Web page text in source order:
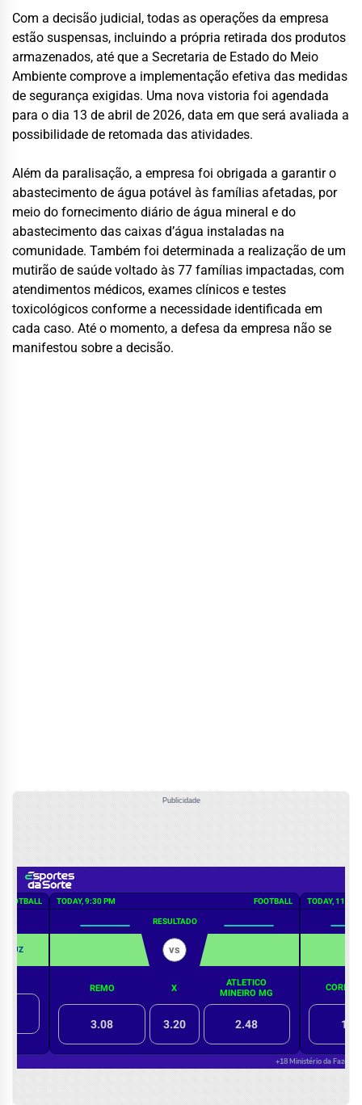
Com a decisão judicial, todas as operações da empresa
estão suspensas, incluindo a própria retirada dos produtos
armazenados, até que a Secretaria de Estado do Meio
Ambiente comprove a implementação efetiva das medidas
de segurança exigidas. Uma nova vistoria foi agendada
para o dia 13 de abril de 2026, data em que será avaliada a
possibilidade de retomada das atividades.
Além da paralisação, a empresa foi obrigada a garantir o
abastecimento de água potável às famílias afetadas, por
meio do fornecimento diário de água mineral e do
abastecimento das caixas d’água instaladas na
comunidade. Também foi determinada a realização de um
mutirão de saúde voltado às 77 famílias impactadas, com
atendimentos médicos, exames clínicos e testes
toxicológicos conforme a necessidade identificada em
cada caso. Até o momento, a defesa da empresa não se
manifestou sobre a decisão.
Publicidade